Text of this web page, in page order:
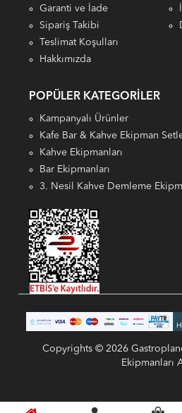
Garanti ve İade
Sipariş Takibi
Teslimat Koşulları
Hakkımızda
POPÜLER KATEGORILER
Kampanyalı Ürünler
Kafe Bar & Kahve Ekipman
Kahve Ekipmanları
Bar Ekipmanları
3. Nesil Kahve Demleme
Copyrights © 2026
Ekipmanları